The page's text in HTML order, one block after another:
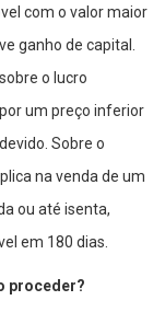
com o valor maior
ganho de capital.
o lucro
um preço inferior
Sobre o
na venda de um
ou até isenta,
em 180 dias.
proceder?